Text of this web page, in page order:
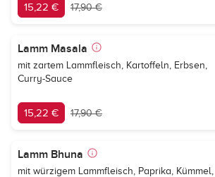
15,22 € 17,90 €
Lamm Masala
mit zartem Lammfleisch, Kartoffeln, Erbsen,
Curry-Sauce
15,22 € 17,90 €
Lamm Bhuna
mit würzigem Lammfleisch, Paprika, Kümmel,